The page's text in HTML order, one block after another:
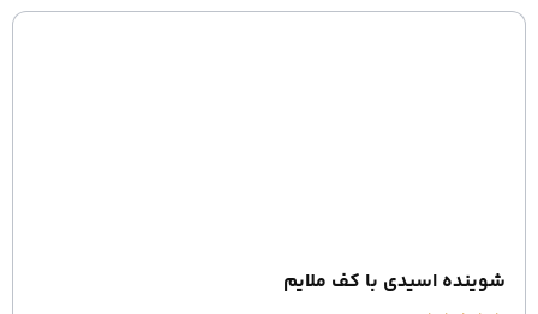
شوینده اسیدی با کف ملایم